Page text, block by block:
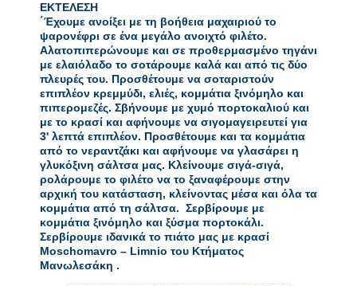
ΕΚΤΕΛΕΣΗ
΄Έχουμε ανοίξει με τη βοήθεια μαχαιριού το
ψαρονέφρι σε ένα μεγάλο ανοιχτό φιλέτο.
Αλατοπιπερώνουμε και σε προθερμασμένο τηγάνι
με ελαιόλαδο το σοτάρουμε καλά και από τις δύο
πλευρές του. Προσθέτουμε να σοταριστούν
επιπλέον κρεμμύδι, ελιές, κομμάτια ξινόμηλο και
πιπερομεζές. Σβήνουμε με χυμό πορτοκαλιού και
με το κρασί και αφήνουμε να σιγομαγειρευτεί για
3' λεπτά επιπλέον. Προσθέτουμε και τα κομμάτια
από το νεραντζάκι και αφήνουμε να γλασάρει η
γλυκόξινη σάλτσα μας. Κλείνουμε σιγά-σιγά,
ρολάρουμε το φιλέτο να το ξαναφέρουμε στην
αρχική του κατάσταση, κλείνοντας μέσα και όλα τα
κομμάτια από τη σάλτσα.  Σερβίρουμε με
κομμάτια ξινόμηλο και ξύσμα πορτοκάλι.
Σερβίρουμε ιδανικά το πιάτο μας με κρασί
Moschomavro – Limnio του Κτήματος
Μανωλεσάκη .